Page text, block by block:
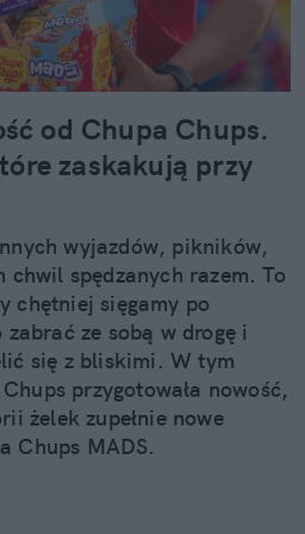
od Chupa Chups.
zaskakują przy
wyjazdów, pikników,
chwil spędzanych razem. To
chętniej sięgamy po
ze sobą w drogę i
się z bliskimi. W tym
przygotowała nowość,
żelek zupełnie nowe
Chups MADS.